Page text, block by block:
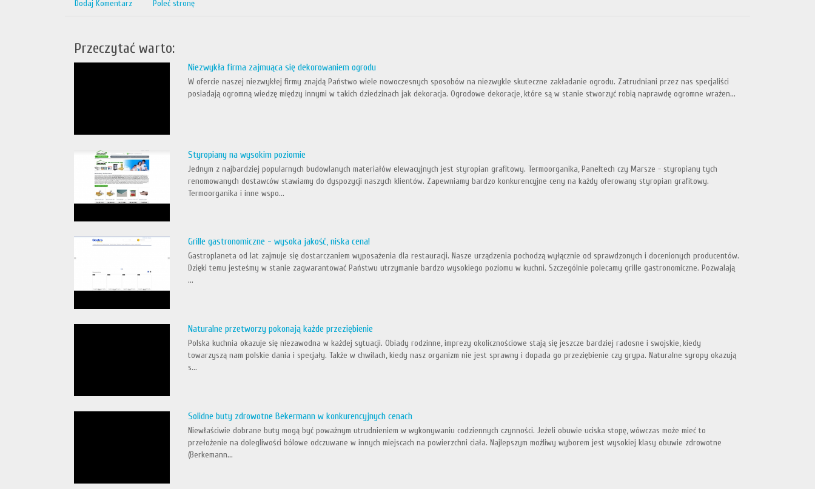
Dodaj Komentarz Poleć stronę
Przeczytać warto:
Niezwykła firma zajmuąca się dekorowaniem ogrodu
W ofercie naszej niezwykłej firmy znajdą Państwo wiele nowoczesnych sposobów na niezwykle skuteczne zakładanie ogrodu. Zatrudniani przez nas specjaliści
posiadają ogromną wiedzę między innymi w takich dziedzinach jak dekoracja. Ogrodowe dekoracje, które są w stanie stworzyć robią naprawdę ogromne wrażen...
Styropiany na wysokim poziomie
Jednym z najbardziej popularnych budowlanych materiałów elewacyjnych jest styropian grafitowy. Termoorganika, Paneltech czy Marsze - styropiany tych
renomowanych dostawców stawiamy do dyspozycji naszych klientów. Zapewniamy bardzo konkurencyjne ceny na każdy oferowany styropian grafitowy.
Termoorganika i inne wspo...
Grille gastronomiczne - wysoka jakość, niska cena!
Gastroplaneta od lat zajmuje się dostarczaniem wyposażenia dla restauracji. Nasze urządzenia pochodzą wyłącznie od sprawdzonych i docenionych producentów.
Dzięki temu jesteśmy w stanie zagwarantować Państwu utrzymanie bardzo wysokiego poziomu w kuchni. Szczególnie polecamy grille gastronomiczne. Pozwalają
...
Naturalne przetworzy pokonają każde przeziębienie
Polska kuchnia okazuje się niezawodna w każdej sytuacji. Obiady rodzinne, imprezy okolicznościowe stają się jeszcze bardziej radosne i swojskie, kiedy
towarzyszą nam polskie dania i specjały. Także w chwilach, kiedy nasz organizm nie jest sprawny i dopada go przeziębienie czy grypa. Naturalne syropy okazują
s...
Solidne buty zdrowotne Bekermann w konkurencyjnych cenach
Niewłaściwie dobrane buty mogą być poważnym utrudnieniem w wykonywaniu codziennych czynności. Jeżeli obuwie uciska stopę, wówczas może mieć to
przełożenie na dolegliwości bólowe odczuwane w innych miejscach na powierzchni ciała. Najlepszym możliwy wyborem jest wysokiej klasy obuwie zdrowotne
(Berkemann...